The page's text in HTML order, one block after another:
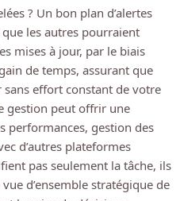
? Un bon plan d’alertes
les autres pourraient
mises à jour, par le biais
de temps, assurant que
effort constant de votre
gestion peut offrir une
performances, gestion des
d’autres plateformes
pas seulement la tâche, ils
d’ensemble stratégique de